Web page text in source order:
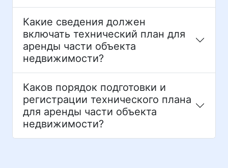
Какие сведения должен
включать технический план для
аренды части объекта
недвижимости?
Каков порядок подготовки и
регистрации технического плана
для аренды части объекта
недвижимости?